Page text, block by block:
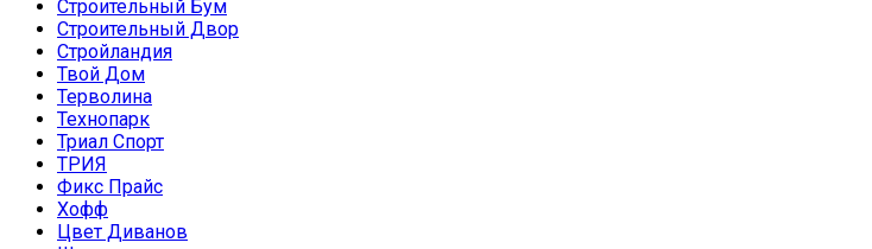
Строительный Бум
Строительный Двор
Стройландия
Твой Дом
Терволина
Технопарк
Триал Спорт
ТРИЯ
Фикс Прайс
Хофф
Цвет Диванов